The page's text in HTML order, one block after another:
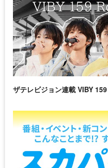
ザテレビジョン連載 VIBY